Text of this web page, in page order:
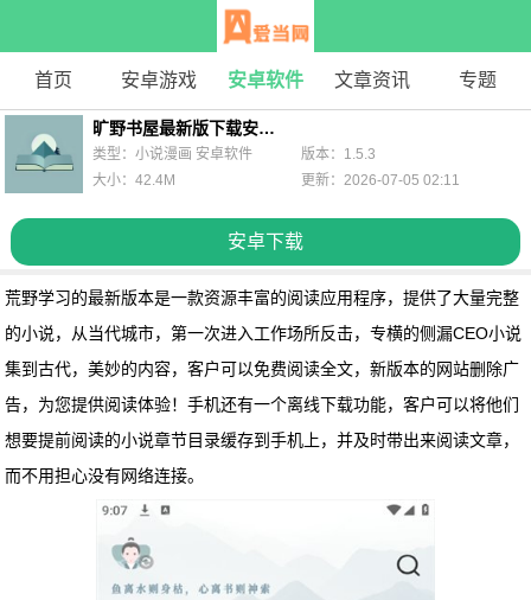
首页 安卓游戏 安卓软件 文章资讯 专题
旷野书屋最新版下载安装手机版
安卓下载
类型：小说漫画 安卓软件
版本：1.5.3
大小：42.4M
更新：2026-07-05 02:11
荒野学习的最新版本是一款资源丰富的阅读应用程序，提供了大量完整
的小说，从当代城市，第一次进入工作场所反击，专横的侧漏CEO小说
集到古代，美妙的内容，客户可以免费阅读全文，新版本的网站删除广
告，为您提供阅读体验！手机还有一个离线下载功能，客户可以将他们
想要提前阅读的小说章节目录缓存到手机上，并及时带出来阅读文章，
而不用担心没有网络连接。